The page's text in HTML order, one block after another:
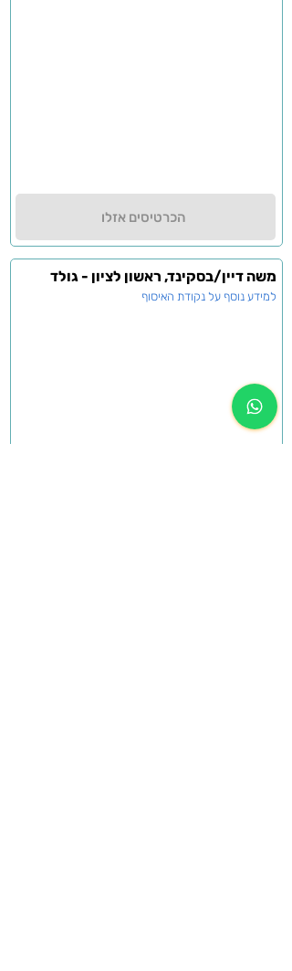
הכרטיסים אזלו
משה דיין/בסקינד, ראשון לציון - גולד
למידע נוסף על נקודת האיסוף